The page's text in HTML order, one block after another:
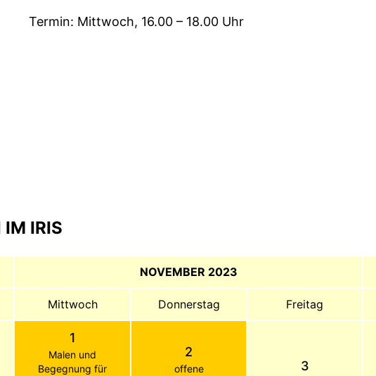
Termin: Mittwoch, 16.00 – 18.00 Uhr
IM IRIS
NOVEMBER 2023
Mittwoch Donnerstag Freitag
1
Malen und
Begegnung für
2
offene
3